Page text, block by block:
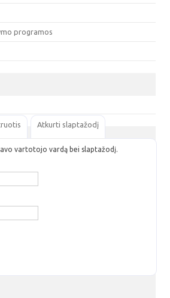
programos
Atkurti slaptažodį
vartotojo vardą bei slaptažodį.